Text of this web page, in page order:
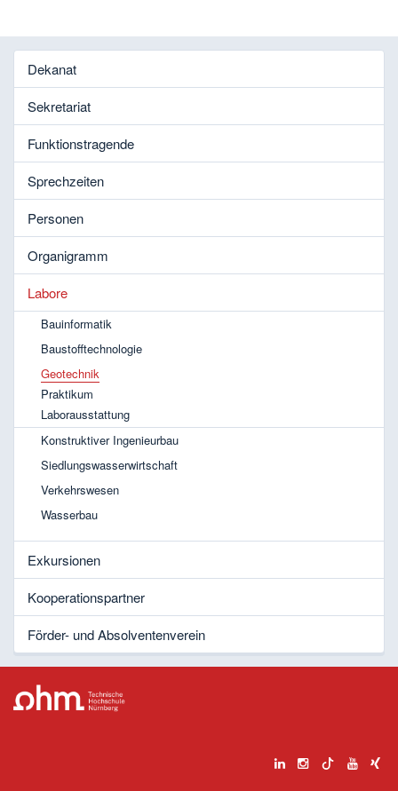
Dekanat
Sekretariat
Funktionstragende
Sprechzeiten
Personen
Organigramm
Labore
Bauinformatik
Baustofftechnologie
Geotechnik
Praktikum
Laborausstattung
Konstruktiver Ingenieurbau
Siedlungswasserwirtschaft
Verkehrswesen
Wasserbau
Exkursionen
Kooperationspartner
Förder- und Absolventenverein